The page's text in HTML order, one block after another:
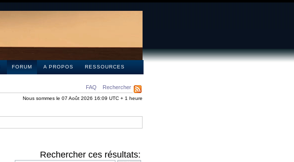
FORUM A PROPOS RESSOURCES
FAQ Rechercher
Nous sommes le 07 Août 2026 16:09 UTC + 1 heure
Rechercher ces résultats: